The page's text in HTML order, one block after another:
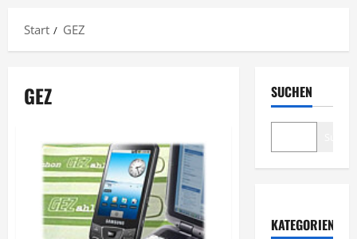
Start
GEZ
GEZ SUCHEN
KATEGORIEN